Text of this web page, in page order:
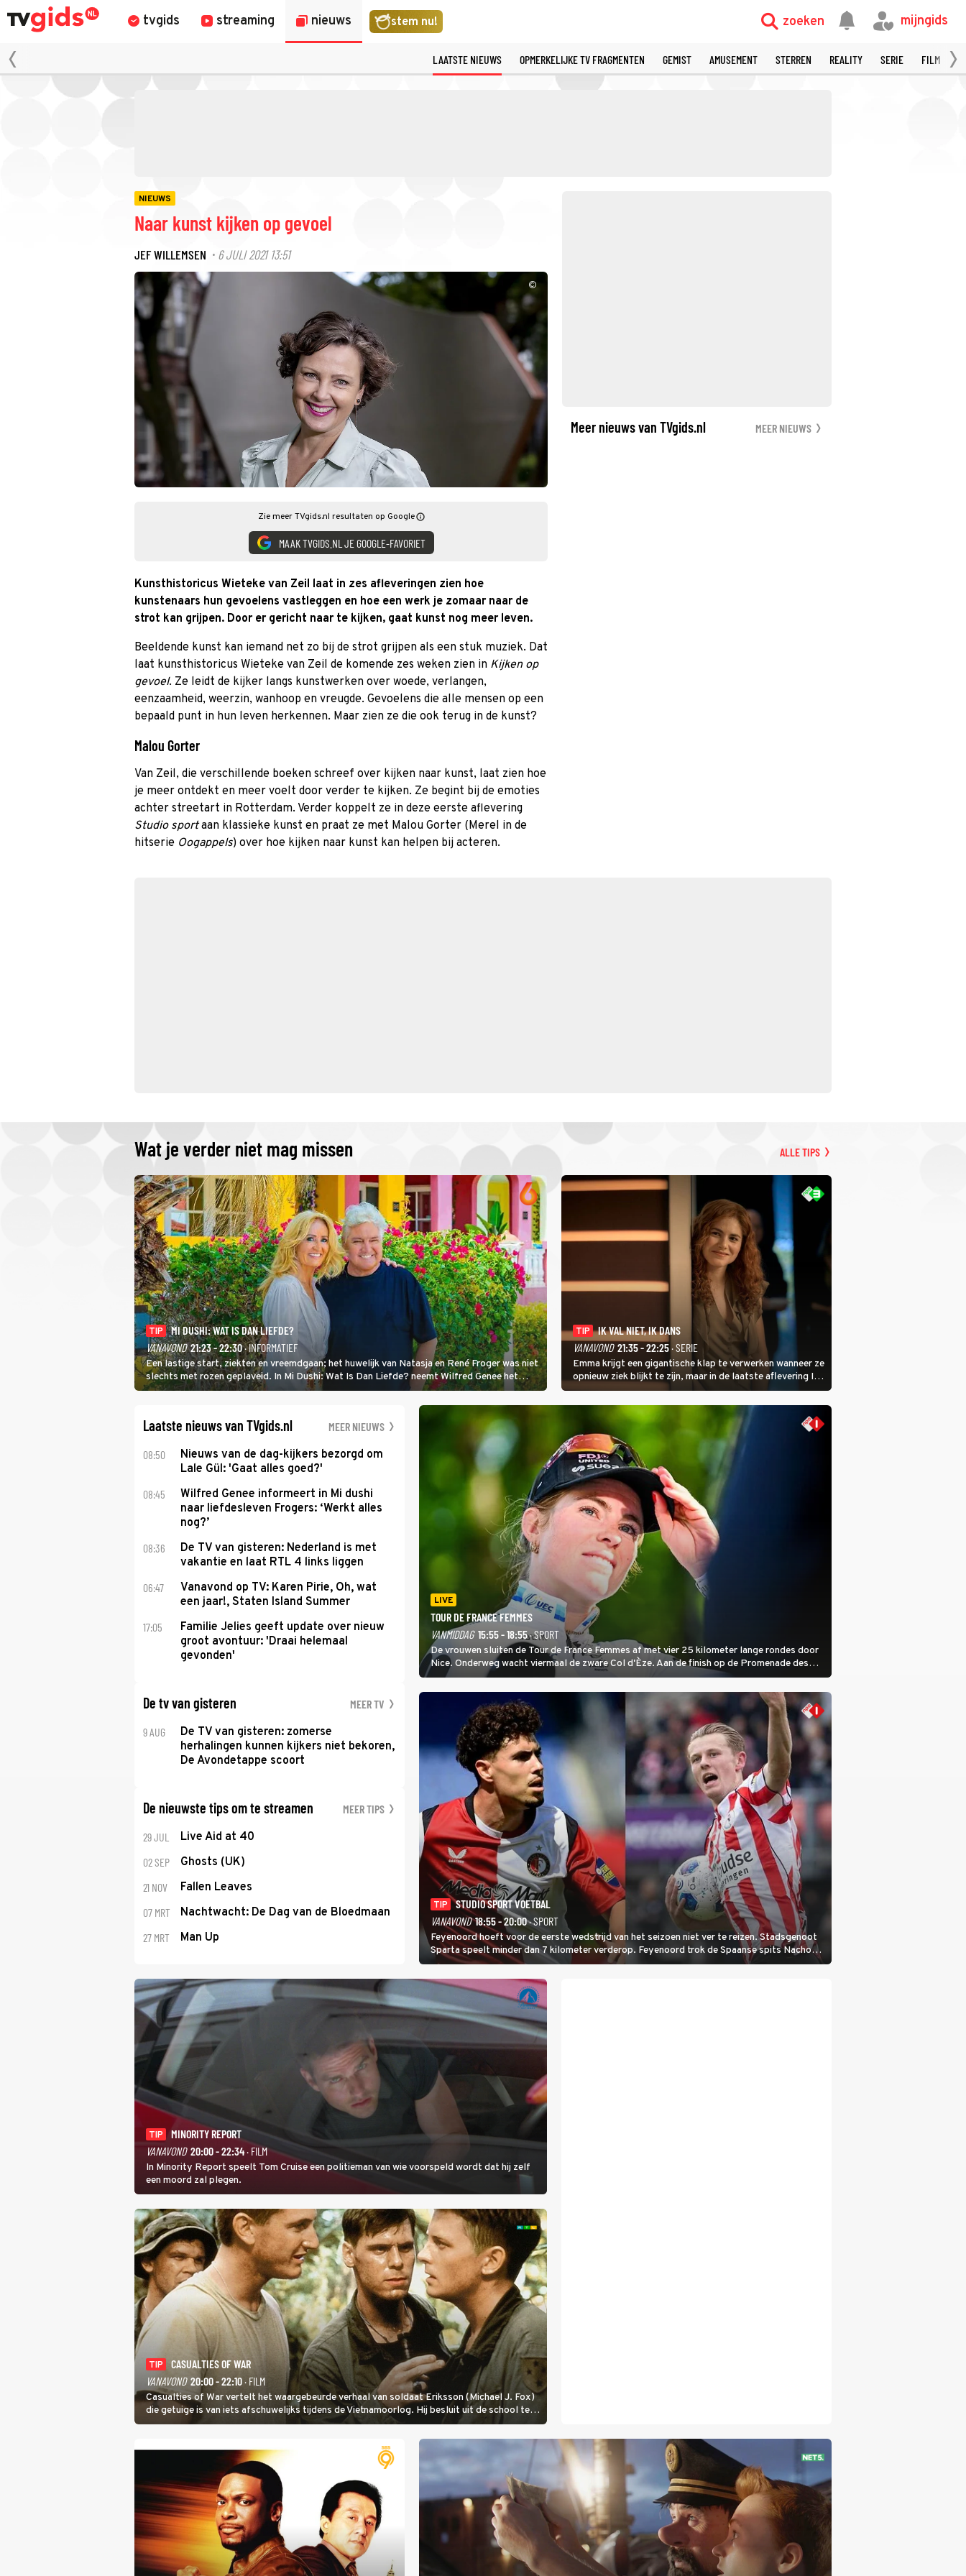
tvgids streaming nieuws stem nu! zoeken mijngids
LAATSTE NIEUWS OPMERKELIJKE TV FRAGMENTEN GEMIST AMUSEMENT STERREN REALITY SERIE FILM
NIEUWS
Naar kunst kijken op gevoel
JEF WILLEMSEN · 6 JULI 2021 13:51
©
Zie meer TVgids.nl resultaten op Google
MAAK TVGIDS.NL JE GOOGLE-FAVORIET
Kunsthistoricus Wieteke van Zeil laat in zes afleveringen zien hoe
kunstenaars hun gevoelens vastleggen en hoe een werk je zomaar naar de
strot kan grijpen. Door er gericht naar te kijken, gaat kunst nog meer leven.
Beeldende kunst kan iemand net zo bij de strot grijpen als een stuk muziek. Dat
laat kunsthistoricus Wieteke van Zeil de komende zes weken zien in Kijken op
gevoel. Ze leidt de kijker langs kunstwerken over woede, verlangen,
eenzaamheid, weerzin, wanhoop en vreugde. Gevoelens die alle mensen op een
bepaald punt in hun leven herkennen. Maar zien ze die ook terug in de kunst?
Malou Gorter
Van Zeil, die verschillende boeken schreef over kijken naar kunst, laat zien hoe
je meer ontdekt en meer voelt door verder te kijken. Ze begint bij de emoties
achter streetart in Rotterdam. Verder koppelt ze in deze eerste aflevering
Studio sportaan klassieke kunst en praat ze met Malou Gorter (Merel in de
hitserie Oogappels) over hoe kijken naar kunst kan helpen bij acteren.
Meer nieuws van TVgids.nl MEER NIEUWS
Wat je verder niet mag missen ALLE TIPS
TIP
MI DUSHI: WAT IS DAN LIEFDE?
VANAVOND 21:23 - 22:30· INFORMATIEF
Een lastige start, ziekten en vreemdgaan; het huwelijk van Natasja en René Froger was niet
slechts met rozen geplaveid. In Mi Dushi: Wat Is Dan Liefde? neemt Wilfred Genee het
showbizzkoppel mee uit vissen om het over de liefde te hebben.
TIP
IK VAL NIET, IK DANS
VANAVOND 21:35 - 22:25· SERIE
Emma krijgt een gigantische klap te verwerken wanneer ze
opnieuw ziek blijkt te zijn, maar in de laatste aflevering Ik
Val Niet, Ik Dans laat ze zien dat ze niet van plan is op te
geven, zelfs als ze daarvoor een ingrijpende operatie
moet ondergaan.
Laatste nieuws van TVgids.nl MEER NIEUWS
08:50
Nieuws van de dag-kijkers bezorgd om
Lale Gül: 'Gaat alles goed?'
08:45
Wilfred Genee informeert in Mi dushi
naar liefdesleven Frogers: ‘Werkt alles
nog?’
08:36
De TV van gisteren: Nederland is met
vakantie en laat RTL 4 links liggen
06:47
Vanavond op TV: Karen Pirie, Oh, wat
een jaar!, Staten Island Summer
17:05
Familie Jelies geeft update over nieuw
groot avontuur: 'Draai helemaal
gevonden'
De tv van gisteren MEER TV
9 AUG
De TV van gisteren: zomerse
herhalingen kunnen kijkers niet bekoren,
De Avondetappe scoort
De nieuwste tips om te streamen MEER TIPS
29 JUL Live Aid at 40
02 SEP Ghosts (UK)
21 NOV Fallen Leaves
07 MRT Nachtwacht: De Dag van de Bloedmaan
27 MRT Man Up
LIVE
TOUR DE FRANCE FEMMES
VANMIDDAG 15:55 - 18:55· SPORT
De vrouwen sluiten de Tour de France Femmes af met vier 25 kilometer lange rondes door
Nice. Onderweg wacht viermaal de zware Col d'Èze. Aan de finish op de Promenade des
Anglais krijgt de eindwinnaar de laatste gele trui.
TIP
STUDIO SPORT VOETBAL
VANAVOND 18:55 - 20:00· SPORT
Feyenoord hoeft voor de eerste wedstrijd van het seizoen niet ver te reizen. Stadsgenoot
Sparta speelt minder dan 7 kilometer verderop. Feyenoord trok de Spaanse spits Nacho
Ferri aan van KVC Westerlo uit België.
TIP
MINORITY REPORT
VANAVOND 20:00 - 22:34· FILM
In Minority Report speelt Tom Cruise een politieman van wie voorspeld wordt dat hij zelf
een moord zal plegen.
TIP
CASUALTIES OF WAR
VANAVOND 20:00 - 22:10· FILM
Casualties of War vertelt het waargebeurde verhaal van soldaat Eriksson (Michael J. Fox)
die getuige is van iets afschuwelijks tijdens de Vietnamoorlog. Hij besluit uit de school te
klappen.